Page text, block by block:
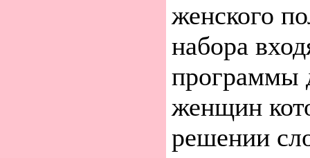
женского
набора
программы
женщин
решении